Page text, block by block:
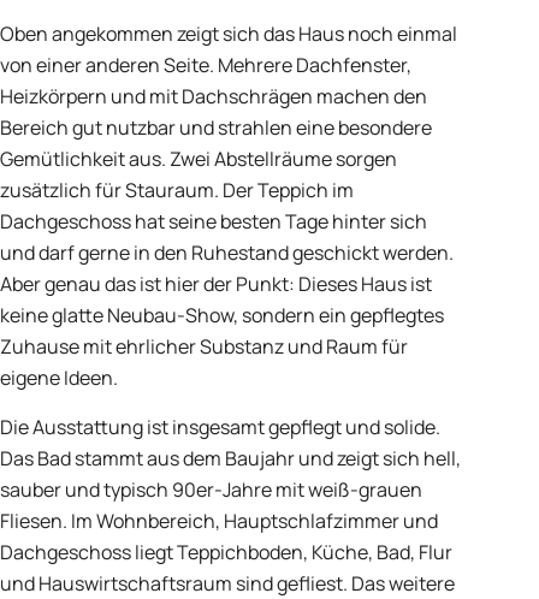
Oben angekommen zeigt sich das Haus noch einmal
von einer anderen Seite. Mehrere Dachfenster,
Heizkörpern und mit Dachschrägen machen den
Bereich gut nutzbar und strahlen eine besondere
Gemütlichkeit aus. Zwei Abstellräume sorgen
zusätzlich für Stauraum. Der Teppich im
Dachgeschoss hat seine besten Tage hinter sich
und darf gerne in den Ruhestand geschickt werden.
Aber genau das ist hier der Punkt: Dieses Haus ist
keine glatte Neubau-Show, sondern ein gepflegtes
Zuhause mit ehrlicher Substanz und Raum für
eigene Ideen.
Die Ausstattung ist insgesamt gepflegt und solide.
Das Bad stammt aus dem Baujahr und zeigt sich hell,
sauber und typisch 90er-Jahre mit weiß-grauen
Fliesen. Im Wohnbereich, Hauptschlafzimmer und
Dachgeschoss liegt Teppichboden, Küche, Bad, Flur
und Hauswirtschaftsraum sind gefliest. Das weitere